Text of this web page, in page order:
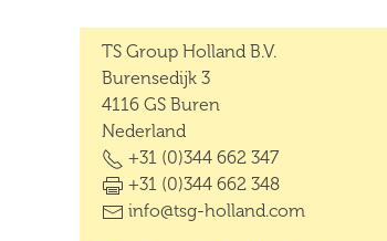
TS Group Holland B.V.
Burensedijk 3
4116 GS Buren
Nederland
+31 (0)344 662 347
+31 (0)344 662 348
info@tsg-holland.com